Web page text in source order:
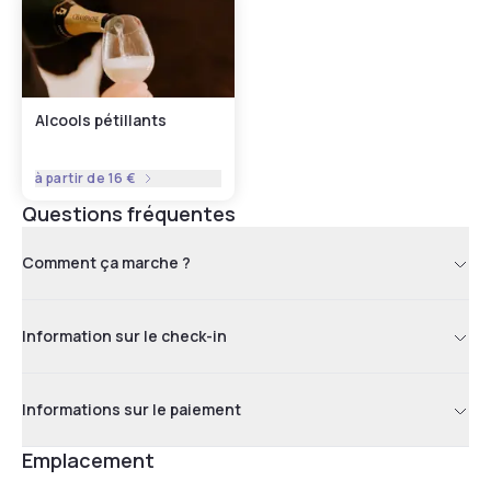
Alcools pétillants
à partir de 16 €
Questions fréquentes
Comment ça marche ?
Information sur le check-in
Informations sur le paiement
Emplacement